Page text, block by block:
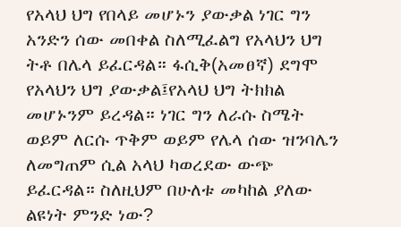
የአላህ ህግ የበላይ መሆኑን ያውቃል ነገር ግን
አንድን ሰው መበቀል ስለሚፈልግ የአላህን ህግ
ትቶ በሌላ ይፈርዳል። ፋሲቅ(አመፀኛ) ደግሞ
የአላህን ህግ ያውቃል፤የአላህ ህግ ትክክል
መሆኑንም ይረዳል። ነገር ግን ለራሱ ስሜት
ወይም ለርሱ ጥቅም ወይም የሌላ ሰው ዝንባሌን
ለመግጠም ሲል አላህ ካወረደው ውጭ
ይፈርዳል። ስለዚህም በሁለቱ መካከል ያለው
ልዩነት ምንድ ነው?